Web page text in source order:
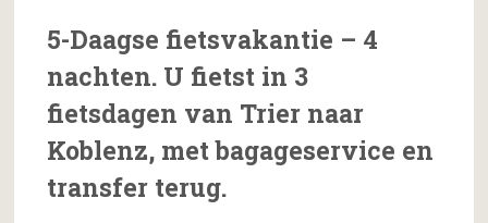
c
e
b
o
o
k
e
n
5-Daagse fietsvakantie – 4
nachten. U fietst in 3
fietsdagen van Trier naar
Koblenz, met bagageservice en
transfer terug.